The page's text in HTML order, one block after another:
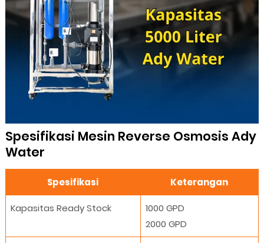
Spesifikasi Mesin Reverse Osmosis Ady
Water
Spesifikasi Keterangan
Kapasitas Ready Stock
1000 GPD
2000 GPD